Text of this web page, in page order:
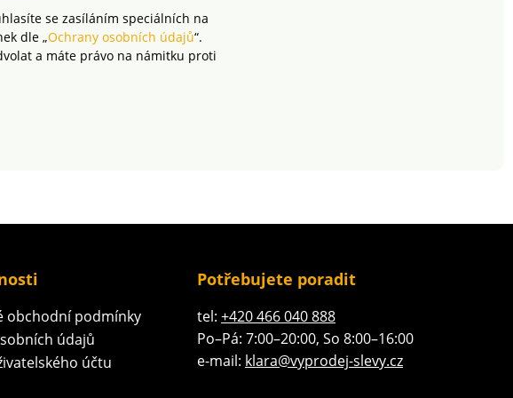
se zasíláním speciálních na
dle „Ochrany osobních údajů“.
a máte právo na námitku proti
obchodní podmínky
údajů
účtu
Potřebujete poradit
tel: +420 466 040 888
Po–Pá: 7:00–20:00, So 8:00–16:00
e-mail: klara@vyprodej-slevy.cz